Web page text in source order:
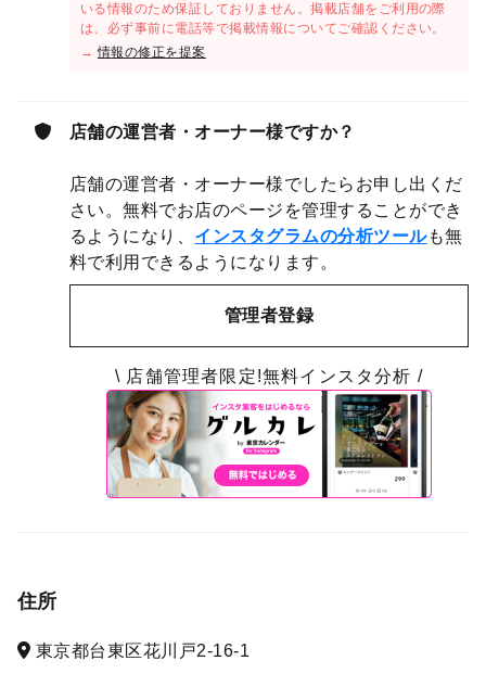
いる情報のため保証しておりません。掲載店舗をご利用の際
は、必ず事前に電話等で掲載情報についてご確認ください。
→情報の修正を提案
店舗の運営者・オーナー様ですか？
店舗の運営者・オーナー様でしたらお申し出くだ
さい。無料でお店のページを管理することができ
るようになり、 インスタグラムの分析ツールも無
料で利用できるようになります。
管理者登録
\ 店舗管理者限定!無料インスタ分析 /
住所
東京都台東区花川戸2-16-1